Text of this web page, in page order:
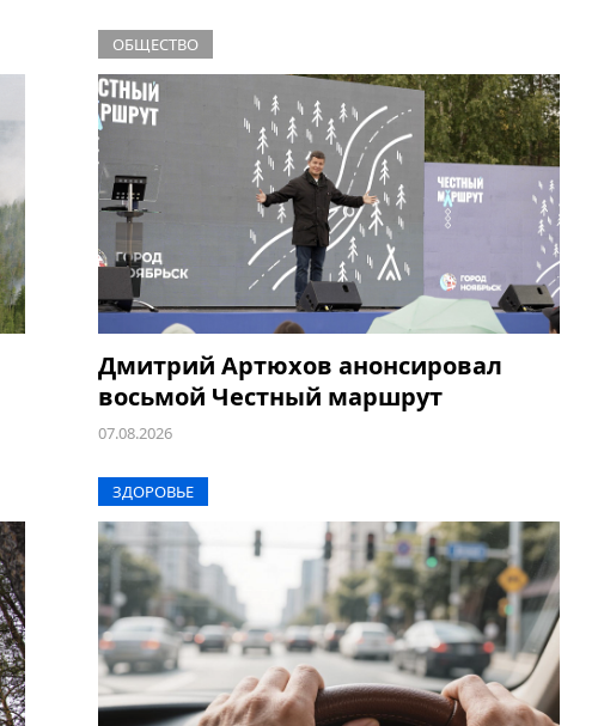
ОБЩЕСТВО
Дмитрий Артюхов анонсировал
восьмой Честный маршрут
07.08.2026
ЗДОРОВЬЕ